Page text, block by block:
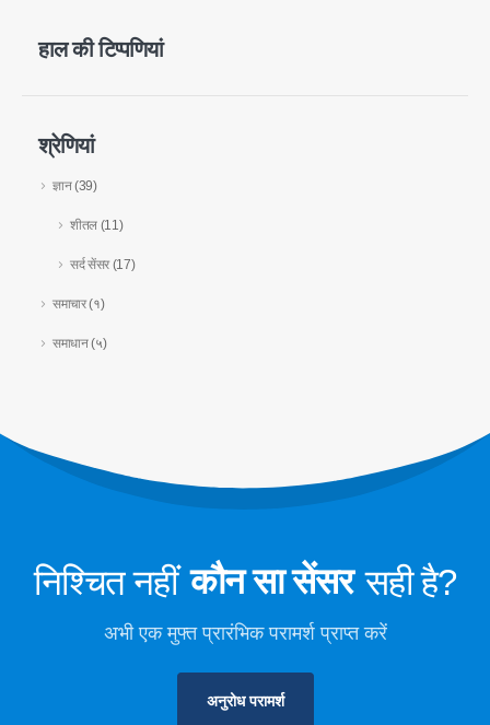
हाल की टिप्पणियां
श्रेणियां
ज्ञान (39)
शीतल(11)
सर्द सेंसर(17)
समाचार(१)
समाधान(५)
निश्चित नहीं कौन सा सेंसर सही है?
अभी एक मुफ्त प्रारंभिक परामर्श प्राप्त करें
अनुरोध परामर्श
R454B सेंसर
R410 सेंसर
हमारा समाधान
एचवीएसी सिस्टम के लिए सर्द रिसाव का पता
कोल्ड चेन रेफ्रिजरेंट मॉनिटरिंग
हमारे पर का पालन करें
विंसन. © 2026. सर्वाधिकार सुरक्षित